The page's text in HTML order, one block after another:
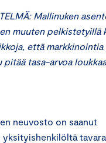
Mallinuken
muuten pelkistetyillä
että markkinointia
pitää tasa-arvoa
neuvosto on saanut